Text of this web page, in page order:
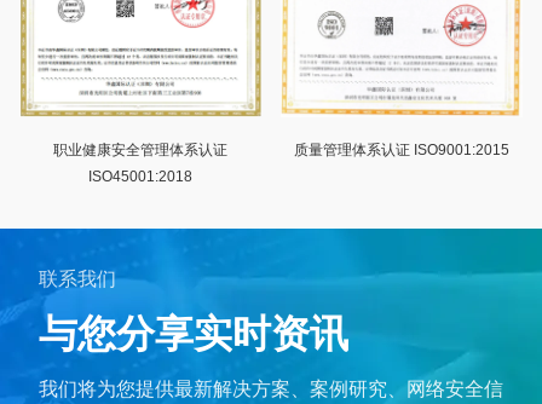
职业健康安全管理体系认证
ISO45001:2018
质量管理体系认证 ISO9001:2015
联系我们
与您分享实时资讯
我们将为您提供最新解决方案、案例研究、
网络安全信